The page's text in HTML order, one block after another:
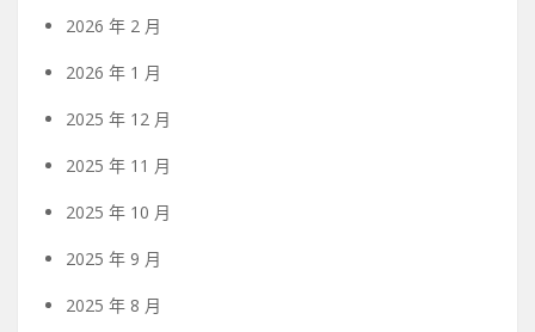
2026 年 2 月
2026 年 1 月
2025 年 12 月
2025 年 11 月
2025 年 10 月
2025 年 9 月
2025 年 8 月